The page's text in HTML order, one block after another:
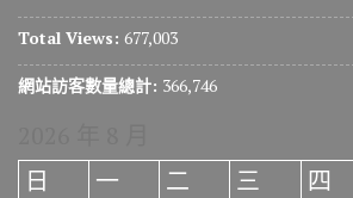
Total Views: 677,003
網站訪客數量總計: 366,746
日
一 二 三 四